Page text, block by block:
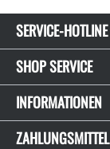
SERVICE-HOTLINE
SHOP SERVICE
INFORMATIONEN
ZAHLUNGSMITTEL